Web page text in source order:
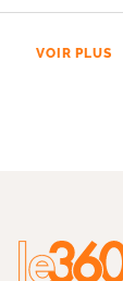
VOIR PLUS